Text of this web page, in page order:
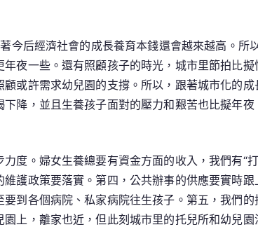
今后經濟社會的成長養育本錢還會越來越高。所
夜一些。還有照顧孩子的時光，城市里節拍比擬
或許需求幼兒園的支撐。所以，跟著城市化的成
降，並且生養孩子面對的壓力和艱苦也比擬年夜
度。婦女生養總要有資金方面的收入，我們有“
護政策要落實。第四，公共辦事的供應要實時跟
到各個病院、私家病院往生孩子。第五，我們的
上，離家也近，但此刻城市里的托兒所和幼兒園